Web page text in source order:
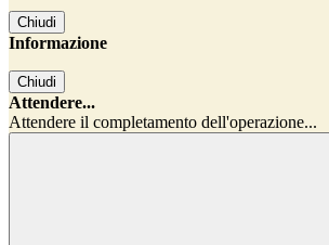
Chiudi
Informazione
Chiudi
Attendere...
Attendere il completamento dell'operazione...